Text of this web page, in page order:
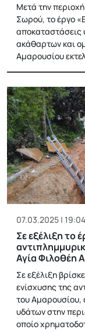
Μετά την
Σωρού, το έργο
ακάθαρτων και
Αμαρουσίου
07.03.2025 | 19:04
Σε εξέλιξη το
Αγία Φιλοθέη
Σε εξέλιξη
ενίσχυσης της
του Αμαρουσίου,
υδάτων στην
οποίο